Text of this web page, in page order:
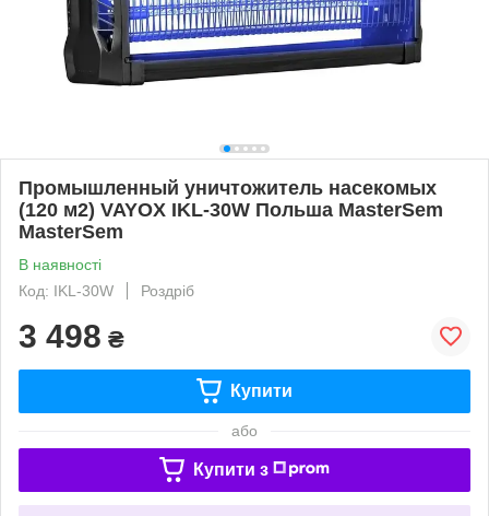
Промышленный уничтожитель насекомых
(120 м2) VAYOX IKL-30W Польша MasterSem
MasterSem
В наявності
Код: IKL-30W
Роздріб
3 498 ₴
Купити
або
Купити з